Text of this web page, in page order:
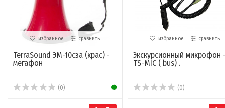
избранное сравнить
TerraSound ЭМ-10сза (крас) -
мегафон
(0)
избранное сравнить
Экскурсионный микрофон
TS-MIC ( bus) .
(0)